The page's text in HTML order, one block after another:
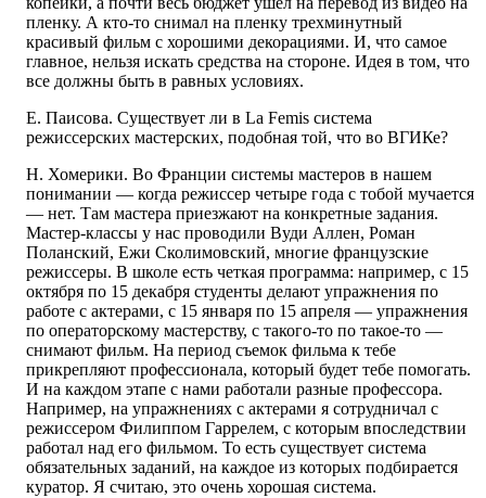
пленку. А кто-то снимал на пленку трехминутный
красивый фильм с хорошими декорациями. И, что самое
главное, нельзя искать средства на стороне. Идея в том, что
все должны быть в равных условиях.
Е. Паисова. Существует ли в La Femis система
режиссерских мастерских, подобная той, что во ВГИКе?
Н. Хомерики. Во Франции системы мастеров в нашем
понимании — когда режиссер четыре года с тобой мучается
— нет. Там мастера приезжают на конкретные задания.
Мастер-классы у нас проводили Вуди Аллен, Роман
Поланский, Ежи Сколимовский, многие французские
режиссеры. В школе есть четкая программа: например, с 15
октября по 15 декабря студенты делают упражнения по
работе с актерами, с 15 января по 15 апреля — упражнения
по операторскому мастерству, с такого-то по такое-то —
снимают фильм. На период съемок фильма к тебе
прикрепляют профессионала, который будет тебе помогать.
И на каждом этапе с нами работали разные профессора.
Например, на упражнениях с актерами я сотрудничал с
режиссером Филиппом Гаррелем, с которым впоследствии
работал над его фильмом. То есть существует система
обязательных заданий, на каждое из которых подбирается
куратор. Я считаю, это очень хорошая система.